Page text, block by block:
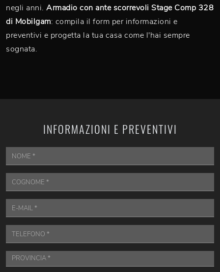
negli anni. Armadio con ante scorrevoli Stage Comp 328
di Mobilgam: compila il form per informazioni e
preventivi e progetta la tua casa come l'hai sempre
sognata.
INFORMAZIONI E PREVENTIVI